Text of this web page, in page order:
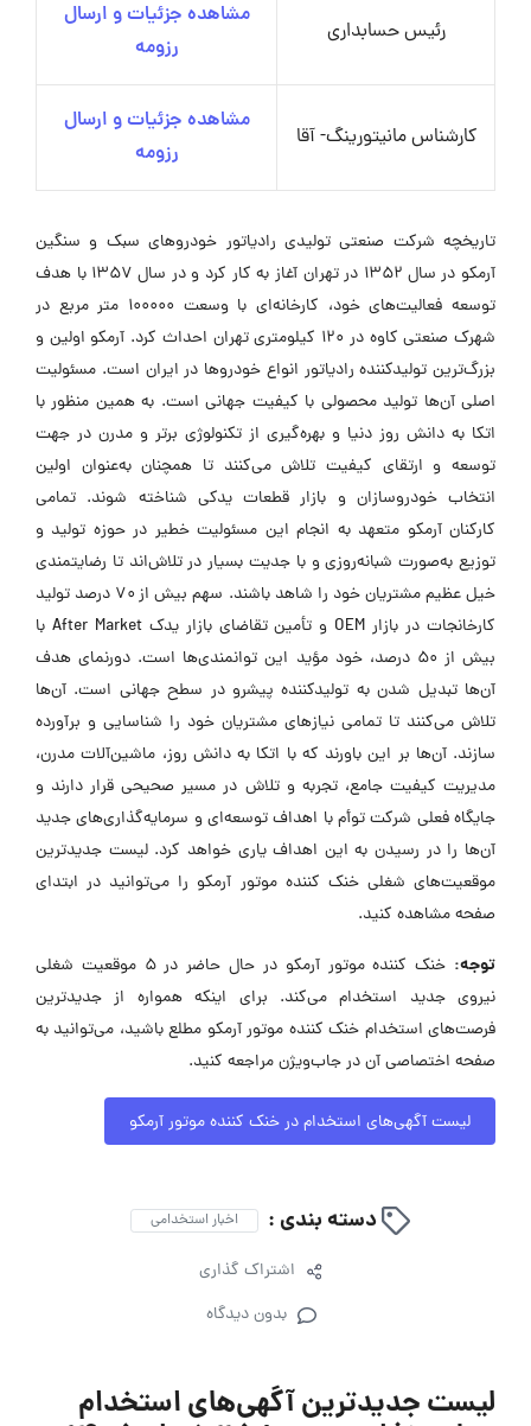
رئیس حسابداری
مشاهده جزئیات و ارسال
رزومه
کارشناس مانیتورینگ- آقا
مشاهده جزئیات و ارسال
رزومه
تاریخچه شرکت صنعتی تولیدی رادیاتور خودروهای سبک و سنگین
آرمکو در سال ۱۳۵۲ در تهران آغاز به کار کرد و در سال ۱۳۵۷ با هدف
توسعه فعالیت‌های خود، کارخانه‌ای با وسعت ۱۰۰۰۰۰ متر مربع در
شهرک صنعتی کاوه در ۱۲۰ کیلومتری تهران احداث کرد. آرمکو اولین و
بزرگ‌ترین تولیدکننده رادیاتور انواع خودروها در ایران است. مسئولیت
اصلی آن‌ها تولید محصولی با کیفیت جهانی است. به همین منظور با
اتکا به دانش روز دنیا و بهره‌گیری از تکنولوژی برتر و مدرن در جهت
توسعه و ارتقای کیفیت تلاش می‌کنند تا همچنان به‌عنوان اولین
انتخاب خودروسازان و بازار قطعات یدکی شناخته شوند. تمامی
کارکنان آرمکو متعهد به انجام این مسئولیت خطیر در حوزه تولید و
توزیع به‌صورت شبانه‌روزی و با جدیت بسیار در تلاش‌اند تا رضایتمندی
خیل عظیم مشتریان خود را شاهد باشند. سهم بیش از ۷۰ درصد تولید
کارخانجات در بازار OEM و تأمین تقاضای بازار یدک After Market با
بیش از ۵۰ درصد، خود مؤید این توانمندی‌ها است. دورنمای هدف
آن‌ها تبدیل شدن به تولیدکننده پیشرو در سطح جهانی است. آن‌ها
تلاش می‌کنند تا تمامی نیازهای مشتریان خود را شناسایی و برآورده
سازند. آن‌ها بر این باورند که با اتکا به دانش روز، ماشین‌آلات مدرن،
مدیریت کیفیت جامع، تجربه و تلاش در مسیر صحیحی قرار دارند و
جایگاه فعلی شرکت توأم با اهداف توسعه‌ای و سرمایه‌گذاری‌های جدید
آن‌ها را در رسیدن به این اهداف یاری خواهد کرد. لیست جدیدترین
موقعیت‌های شغلی خنک کننده موتور آرمکو را می‌توانید در ابتدای
صفحه مشاهده کنید.
توجه:
خنک کننده موتور آرمکو در حال حاضر در ۵ موقعیت شغلی
نیروی جدید استخدام می‌کند. برای اینکه همواره از جدیدترین
فرصت‌های استخدام خنک کننده موتور آرمکو مطلع باشید، می‌توانید به
صفحه اختصاصی آن در جاب‌ویژن مراجعه کنید.
لیست آگهی‌های استخدام در خنک کننده موتور آرمکو
دسته بندی : اخبار استخدامی
اشتراک گذاری
بدون دیدگاه
لیست جدیدترین آگهی‌های استخدام